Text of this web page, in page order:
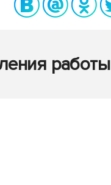
работы